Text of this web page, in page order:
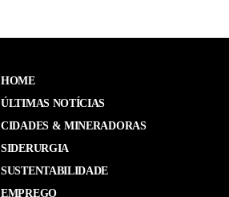
HOME
ÚLTIMAS NOTÍCIAS
CIDADES & MINERADORAS
SIDERURGIA
SUSTENTABILIDADE
EMPREGO